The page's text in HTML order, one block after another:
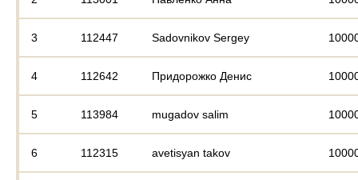
3 112447 Sadovnikov Sergey
4 112642 Придорожко Денис
5 113984 mugadov salim
6 112315 avetisyan takov